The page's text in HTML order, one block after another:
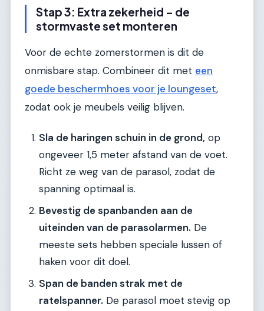
Stap 3: Extra zekerheid – de
stormvaste set monteren
Voor de echte zomerstormen is dit de
onmisbare stap. Combineer dit met een
goede beschermhoes voor je loungeset,
zodat ook je meubels veilig blijven.
Sla de haringen schuin in de grond, op
ongeveer 1,5 meter afstand van de voet.
Richt ze weg van de parasol, zodat de
spanning optimaal is.
Bevestig de spanbanden aan de
uiteinden van de parasolarmen. De
meeste sets hebben speciale lussen of
haken voor dit doel.
Span de banden strak met de
ratelspanner. De parasol moet stevig op